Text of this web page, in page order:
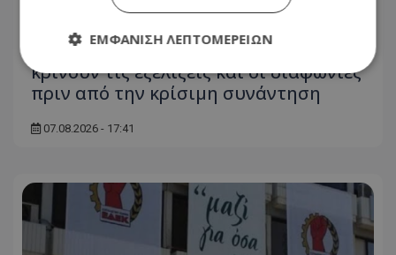
Κυπριακό: Τα «αγκάθια» που θα
κρίνουν τις εξελίξεις και οι διαφωνίες
πριν από την κρίσιμη συνάντηση
07.08.2026 - 17:41
ΕΜΦΆΝΙΣΗ ΛΕΠΤΟΜΕΡΕΙΏΝ
Απολύτως απαραίτητα
Στόχευσης
Τα απολύτως απαραίτητα cookies επιτρέπουν
βασικές λειτουργίες του ιστότοπου, όπως τη
σύνδεση χρήστη και τη διαχείριση λογαριασμού.
Ο ιστότοπος δεν μπορεί να χρησιμοποιηθεί σωστά
χωρίς τα απολύτως απαραίτητα cookies.